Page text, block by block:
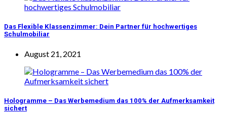
Das Flexible Klassenzimmer: Dein Partner für hochwertiges
Schulmobiliar
August 21, 2021
Hologramme – Das Werbemedium das 100% der Aufmerksamkeit
sichert